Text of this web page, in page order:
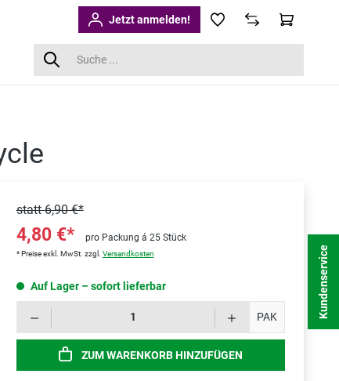
Jetzt anmelden!
statt6,90 €*
4,80 €* pro Packung á 25 Stück
* Preise exkl. MwSt. zzgl. Versandkosten
Auf Lager – sofort lieferbar
PAK
ZUM WARENKORB HINZUFÜGEN
Kundenservice